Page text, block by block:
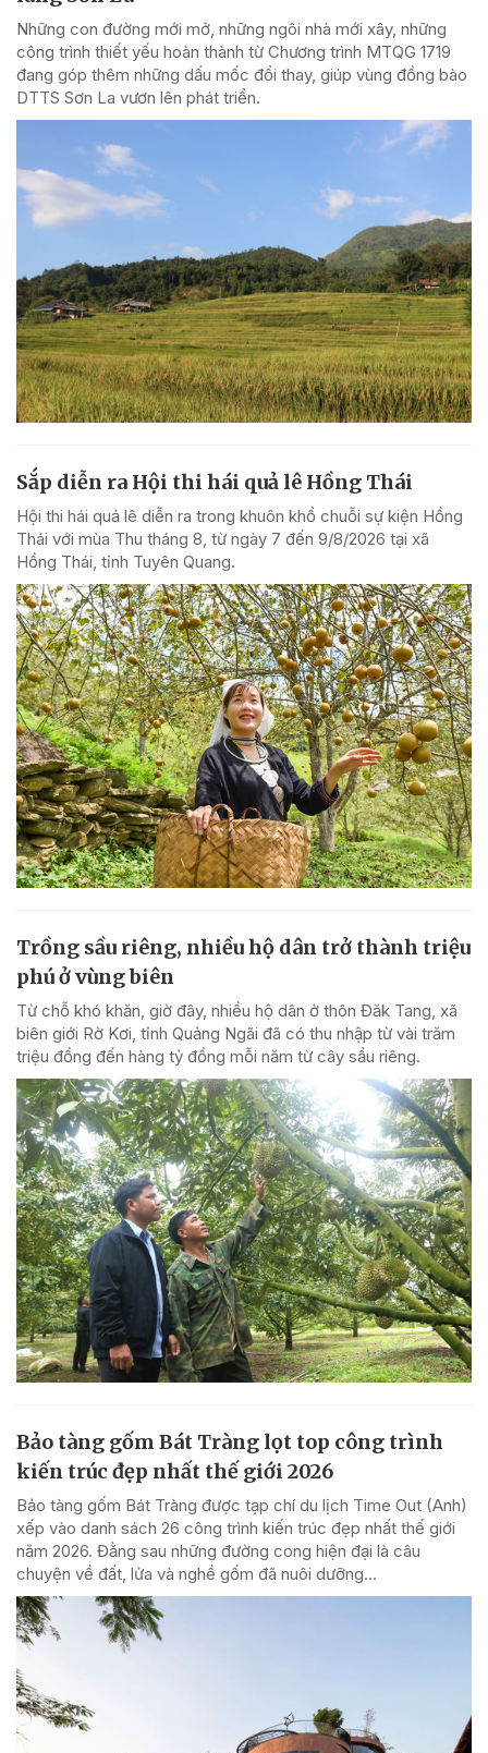
Những con đường mới mở, những ngôi nhà mới xây, những
công trình thiết yếu hoàn thành từ Chương trình MTQG 1719
đang góp thêm những dấu mốc đổi thay, giúp vùng đồng bào
DTTS Sơn La vươn lên phát triển.
Sắp diễn ra Hội thi hái quả lê Hồng Thái
Hội thi hái quả lê diễn ra trong khuôn khổ chuỗi sự kiện Hồng
Thái với mùa Thu tháng 8, từ ngày 7 đến 9/8/2026 tại xã
Hồng Thái, tỉnh Tuyên Quang.
Trồng sầu riêng, nhiều hộ dân trở thành triệu
phú ở vùng biên
Từ chỗ khó khăn, giờ đây, nhiều hộ dân ở thôn Đăk Tang, xã
biên giới Rờ Kơi, tỉnh Quảng Ngãi đã có thu nhập từ vài trăm
triệu đồng đến hàng tỷ đồng mỗi năm từ cây sầu riêng.
Bảo tàng gốm Bát Tràng lọt top công trình
kiến trúc đẹp nhất thế giới 2026
Bảo tàng gốm Bát Tràng được tạp chí du lịch Time Out (Anh)
xếp vào danh sách 26 công trình kiến trúc đẹp nhất thế giới
năm 2026. Đằng sau những đường cong hiện đại là câu
chuyện về đất, lửa và nghề gốm đã nuôi dưỡng...